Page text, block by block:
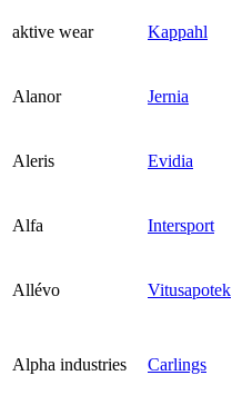
aktive wear Kappahl
Alanor Jernia
Aleris Evidia
Alfa Intersport
Allévo Vitusapotek
Alpha industries Carlings